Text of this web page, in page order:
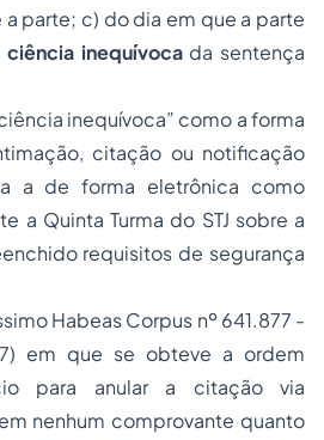
parte; c) do dia em que a parte
ciência inequívocada sentença
inequívoca” como a forma
citação ou notificação
a de forma eletrônica como
a Quinta Turma do STJ sobre a
requisitos de segurança
Habeas Corpus nº 641.877 -
em que se obteve a ordem
para anular a citação via
nenhum comprovante quanto